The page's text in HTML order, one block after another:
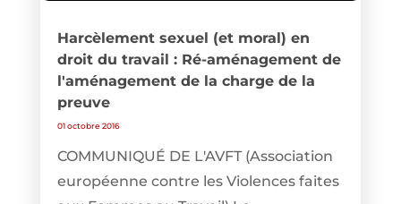
Harcèlement sexuel (et moral) en
droit du travail : Ré-aménagement de
l'aménagement de la charge de la
preuve
01 octobre 2016
COMMUNIQUÉ DE L'AVFT (Association
européenne contre les Violences faites